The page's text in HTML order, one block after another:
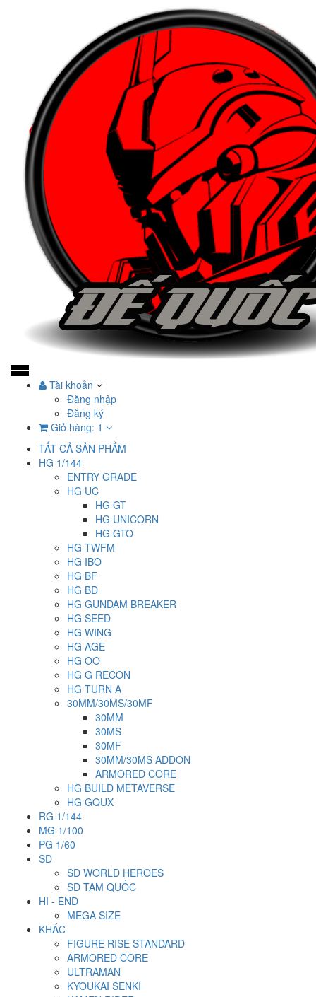
Tài khoản
Đăng nhập
Đăng ký
Giỏ hàng: 1
TẤT CẢ SẢN PHẨM
HG 1/144
ENTRY GRADE
HG UC
HG GT
HG UNICORN
HG GTO
HG TWFM
HG IBO
HG BF
HG BD
HG GUNDAM BREAKER
HG SEED
HG WING
HG AGE
HG OO
HG G RECON
HG TURN A
30MM/30MS/30MF
30MM
30MS
30MF
30MM/30MS ADDON
ARMORED CORE
HG BUILD METAVERSE
HG GQUX
RG 1/144
MG 1/100
PG 1/60
SD
SD WORLD HEROES
SD TAM QUỐC
HI - END
MEGA SIZE
KHÁC
FIGURE RISE STANDARD
ARMORED CORE
ULTRAMAN
KYOUKAI SENKI